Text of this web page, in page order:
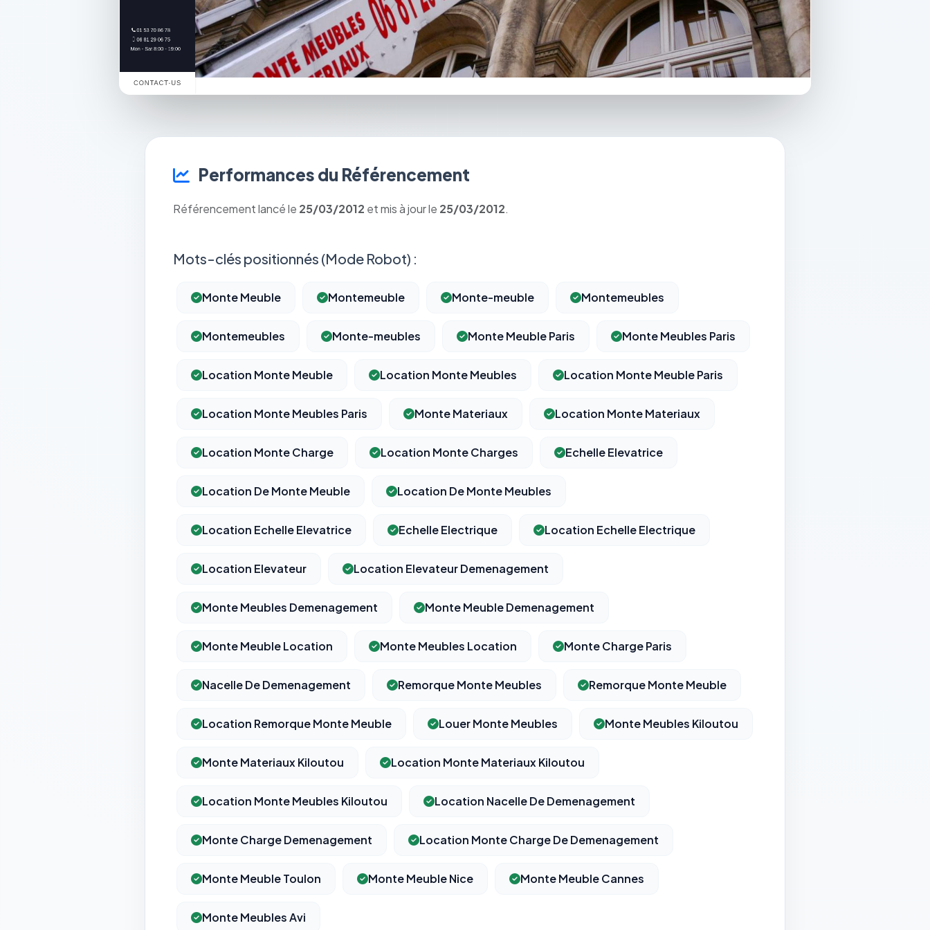
Performances du Référencement
Référencement lancé le 25/03/2012 et mis à jour le 25/03/2012.
Mots-clés positionnés (Mode Robot) :
Monte Meuble Montemeuble Monte-meuble Montemeubles
Montemeubles Monte-meubles Monte Meuble Paris Monte Meubles Paris
Location Monte Meuble Location Monte Meubles Location Monte Meuble Paris
Location Monte Meubles Paris Monte Materiaux Location Monte Materiaux
Location Monte Charge Location Monte Charges Echelle Elevatrice
Location De Monte Meuble Location De Monte Meubles
Location Echelle Elevatrice Echelle Electrique Location Echelle Electrique
Location Elevateur Location Elevateur Demenagement
Monte Meubles Demenagement Monte Meuble Demenagement
Monte Meuble Location Monte Meubles Location Monte Charge Paris
Nacelle De Demenagement Remorque Monte Meubles Remorque Monte Meuble
Location Remorque Monte Meuble Louer Monte Meubles Monte Meubles Kiloutou
Monte Materiaux Kiloutou Location Monte Materiaux Kiloutou
Location Monte Meubles Kiloutou Location Nacelle De Demenagement
Monte Charge Demenagement Location Monte Charge De Demenagement
Monte Meuble Toulon Monte Meuble Nice Monte Meuble Cannes
Monte Meubles Avi
Nécessaires au fonctionnement du site : session, sécurité,
mémorisation de vos choix de consentement. Ils ne peuvent
Cookies analytiques
Nous aident à comprendre comment vous utilisez le site
anonymisées via Google Analytics.